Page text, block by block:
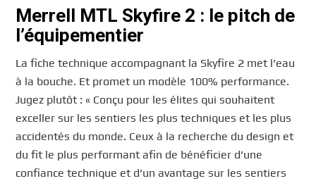
Merrell MTL Skyfire 2 : le pitch de
l’équipementier
La fiche technique accompagnant la Skyfire 2 met l’eau
à la bouche. Et promet un modèle 100% performance.
Jugez plutôt : « Conçu pour les élites qui souhaitent
exceller sur les sentiers les plus techniques et les plus
accidentés du monde. Ceux à la recherche du design et
du fit le plus performant afin de bénéficier d’une
confiance technique et d’un avantage sur les sentiers